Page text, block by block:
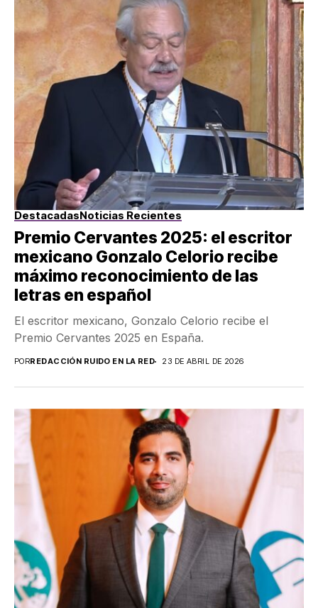
DestacadasNoticias Recientes
Premio Cervantes 2025: el escritor
mexicano Gonzalo Celorio recibe
máximo reconocimiento de las
letras en español
El escritor mexicano, Gonzalo Celorio recibe el
Premio Cervantes 2025 en España.
PORREDACCIÓN RUIDO EN LA RED 23 DE ABRIL DE 2026